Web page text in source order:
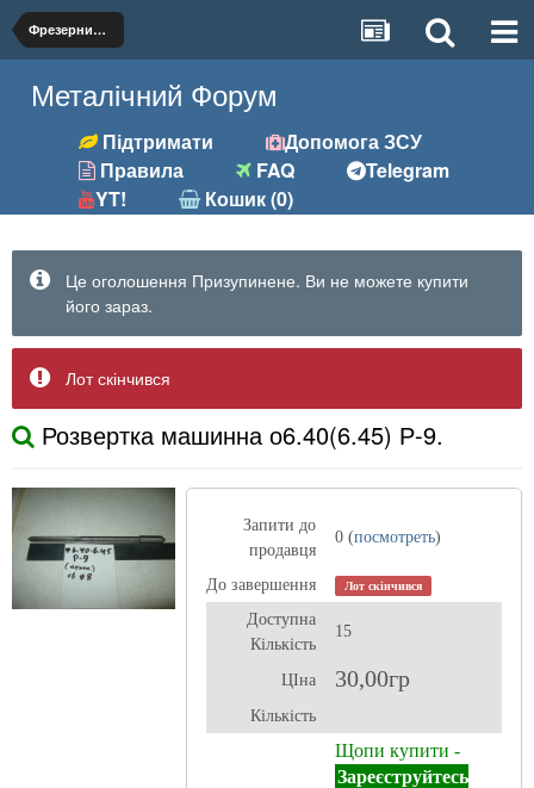
Фрезерний (фрези, розгортки та ін.)
Металічний Форум
Підтримати
Допомога ЗСУ
Правила
FAQ
Telegram
YT!
Кошик (0)
Це оголошення Призупинене. Ви не можете купити
його зараз.
Лот скінчився
Розвертка машинна о6.40(6.45) Р-9.
Запити до
продавця
0 (посмотреть)
До завершення Лот скінчився
Доступна
Кількість
15
ЦІна 30,00гр
Кількість
Щопи купити -
Зареєструйтесь